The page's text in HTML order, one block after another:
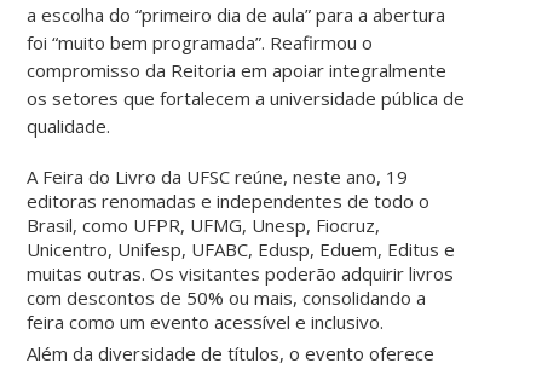
a escolha do “primeiro dia de aula” para a abertura
foi “muito bem programada”. Reafirmou o
compromisso da Reitoria em apoiar integralmente
os setores que fortalecem a universidade pública de
qualidade.
A Feira do Livro da UFSC reúne, neste ano, 19
editoras renomadas e independentes de todo o
Brasil, como UFPR, UFMG, Unesp, Fiocruz,
Unicentro, Unifesp, UFABC, Edusp, Eduem, Editus e
muitas outras. Os visitantes poderão adquirir livros
com descontos de 50% ou mais, consolidando a
feira como um evento acessível e inclusivo.
Além da diversidade de títulos, o evento oferece